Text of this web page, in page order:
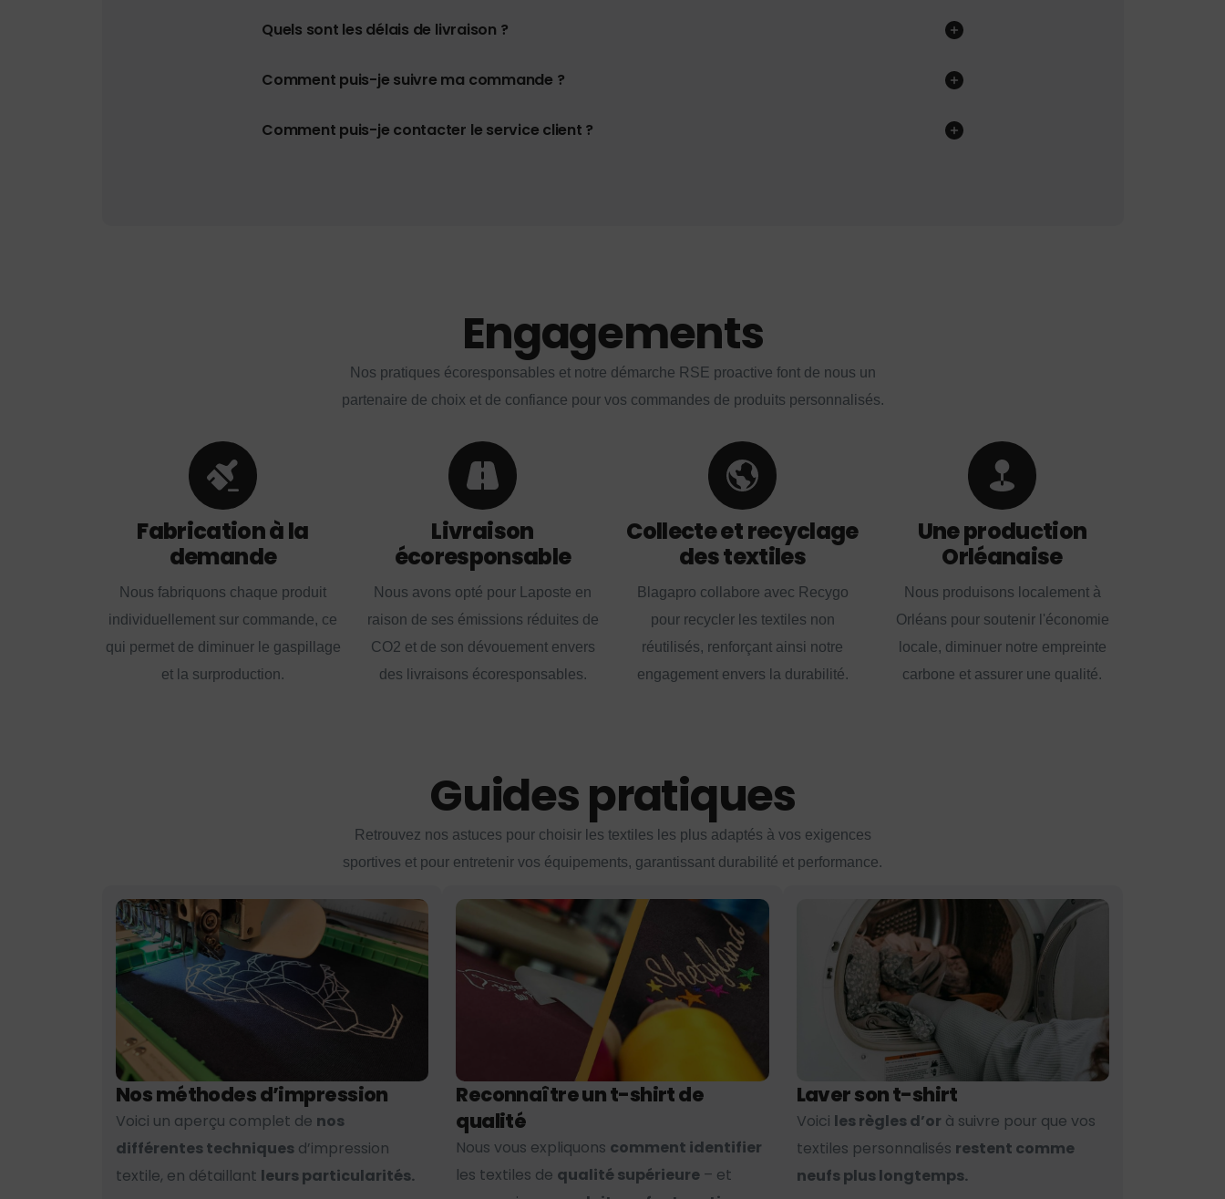
Quels sont les délais de livraison ?
Comment puis-je suivre ma commande ?
Comment puis-je contacter le service client ?
Engagements
Nos pratiques écoresponsables et notre démarche RSE proactive font de nous un
partenaire de choix et de confiance pour vos commandes de produits personnalisés.
Fabrication à la
demande
Nous fabriquons chaque produit
individuellement sur commande, ce
qui permet de diminuer le gaspillage
et la surproduction.
Livraison
écoresponsable
Nous avons opté pour Laposte en
raison de ses émissions réduites de
CO2 et de son dévouement envers
des livraisons écoresponsables.
Collecte et recyclage
des textiles
Blagapro collabore avec Recygo
pour recycler les textiles non
réutilisés, renforçant ainsi notre
engagement envers la durabilité.
Une production
Orléanaise
Nous produisons localement à
Orléans pour soutenir l'économie
locale, diminuer notre empreinte
carbone et assurer une qualité.
Guides pratiques
Retrouvez nos astuces pour choisir les textiles les plus adaptés à vos exigences
sportives et pour entretenir vos équipements, garantissant durabilité et performance.
Nos méthodes d’impression
Voici un aperçu complet de nos
différentes techniques d’impression
textile, en détaillant leurs particularités.
Reconnaître un t-shirt de
qualité
Nous vous expliquons comment identifier
les textiles de qualité supérieure – et
Laver son t-shirt
Voici les règles d’or à suivre pour que vos
textiles personnalisés restent comme
neufs plus longtemps.